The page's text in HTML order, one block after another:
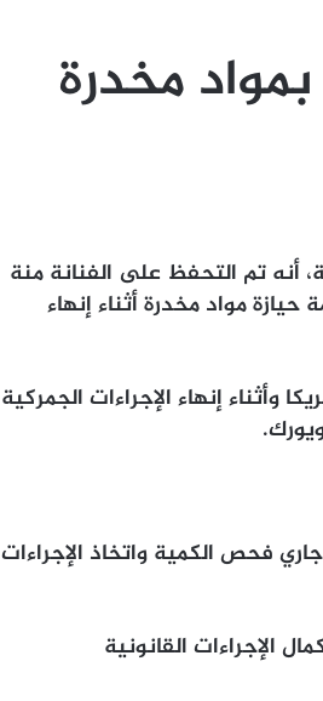
مخدرة
أنه تم التحفظ على الفنانة منة
مواد مخدرة أثناء إنهاء
إنهاء الإجراءات الجمركية
فحص الكمية واتخاذ الإجراءات
الإجراءات القانونية